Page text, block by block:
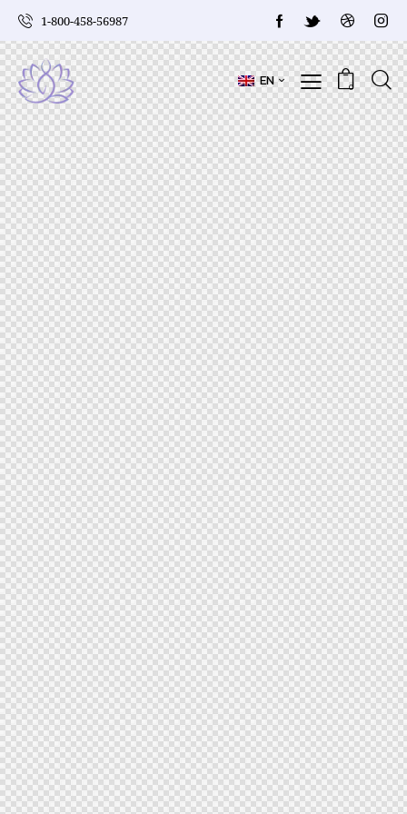
1-800-458-56987
EN 0